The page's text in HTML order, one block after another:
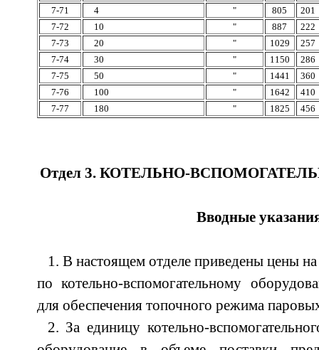
7-71
4 " 805
201
7-72
10 " 887
222
7-73
20 " 1029
257
7-74
30 " 1150
286
7-75
50 " 1441
360
7-76
100 " 1642
410
7-77
180 " 1825 456
Отдел 3. КОТЕЛЬНО-
Вводные
1. В настоящем отделе приведены цены
по котельно-вспомогательному
для обеспечения топочного режима
2. За единицу котельно-